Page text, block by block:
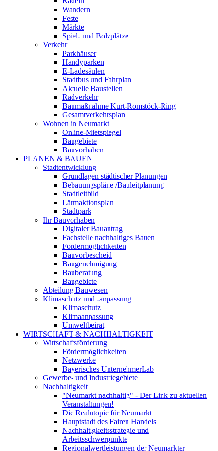
Wandern
Feste
Märkte
Spiel- und Bolzplätze
Verkehr
Parkhäuser
Handyparken
E-Ladesäulen
Stadtbus und Fahrplan
Aktuelle Baustellen
Radverkehr
Baumaßnahme Kurt-Romstöck-Ring
Gesamtverkehrsplan
Wohnen in Neumarkt
Online-Mietspiegel
Baugebiete
Bauvorhaben
PLANEN & BAUEN
Stadtentwicklung
Grundlagen städtischer Planungen
Bebauungspläne /Bauleitplanung
Stadtleitbild
Lärmaktionsplan
Stadtpark
Ihr Bauvorhaben
Digitaler Bauantrag
Fachstelle nachhaltiges Bauen
Fördermöglichkeiten
Bauvorbescheid
Baugenehmigung
Bauberatung
Baugebiete
Abteilung Bauwesen
Klimaschutz und -anpassung
Klimaschutz
Klimaanpassung
Umweltbeirat
WIRTSCHAFT & NACHHALTIGKEIT
Wirtschaftsförderung
Fördermöglichkeiten
Netzwerke
Bayerisches UnternehmerLab
Gewerbe- und Industriegebiete
Nachhaltigkeit
"Neumarkt nachhaltig" - Der Link zu aktuellen
Veranstaltungen!
Die Realutopie für Neumarkt
Hauptstadt des Fairen Handels
Nachhaltigkeitsstrategie und
Arbeitsschwerpunkte
Regionalwertleistungen der Neumarkter